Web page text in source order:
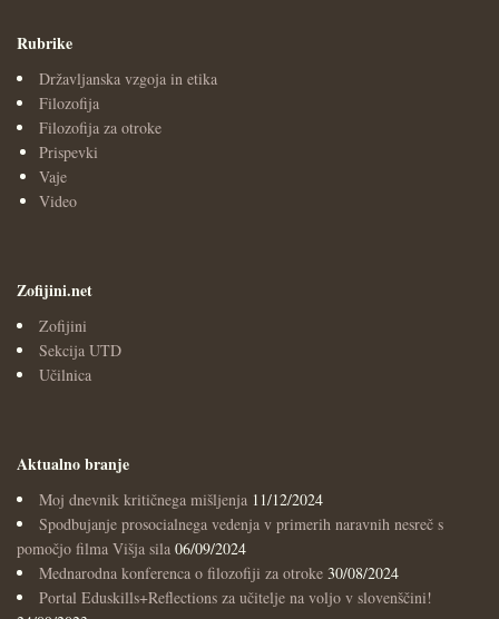
Rubrike
Državljanska vzgoja in etika
Filozofija
Filozofija za otroke
Prispevki
Vaje
Video
Zofijini.net
Zofijini
Sekcija UTD
Učilnica
Aktualno branje
Moj dnevnik kritičnega mišljenja 11/12/2024
Spodbujanje prosocialnega vedenja v primerih naravnih nesreč s
pomočjo filma Višja sila 06/09/2024
Mednarodna konferenca o filozofiji za otroke 30/08/2024
Portal Eduskills+Reflections za učitelje na voljo v slovenščini!